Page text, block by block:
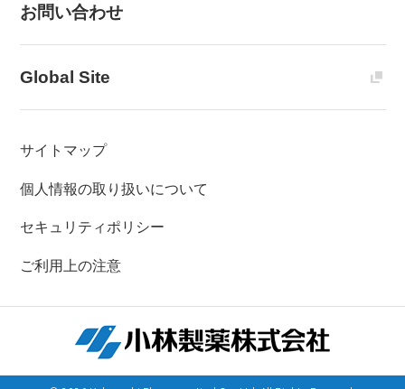
お問い合わせ
Global Site
サイトマップ
個人情報の取り扱いについて
セキュリティポリシー
ご利用上の注意